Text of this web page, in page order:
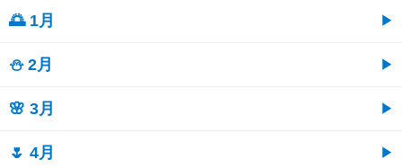
🌅 1月
⛄ 2月
🌸 3月
🌷 4月